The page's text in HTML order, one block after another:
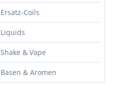
Ersatz-Coils
Liquids
Shake & Vape
Basen & Aromen